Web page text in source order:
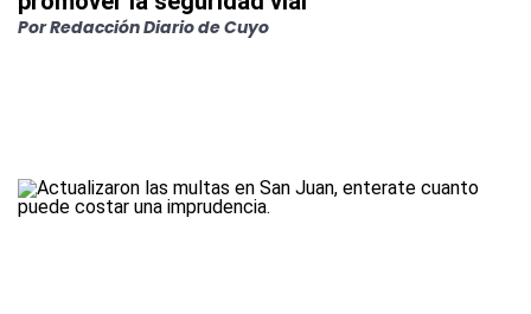
Por Redacción Diario de Cuyo